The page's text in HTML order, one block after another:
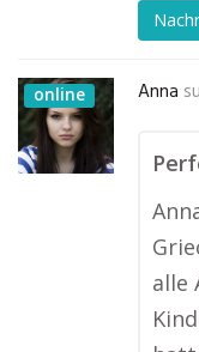
online Anna
alle